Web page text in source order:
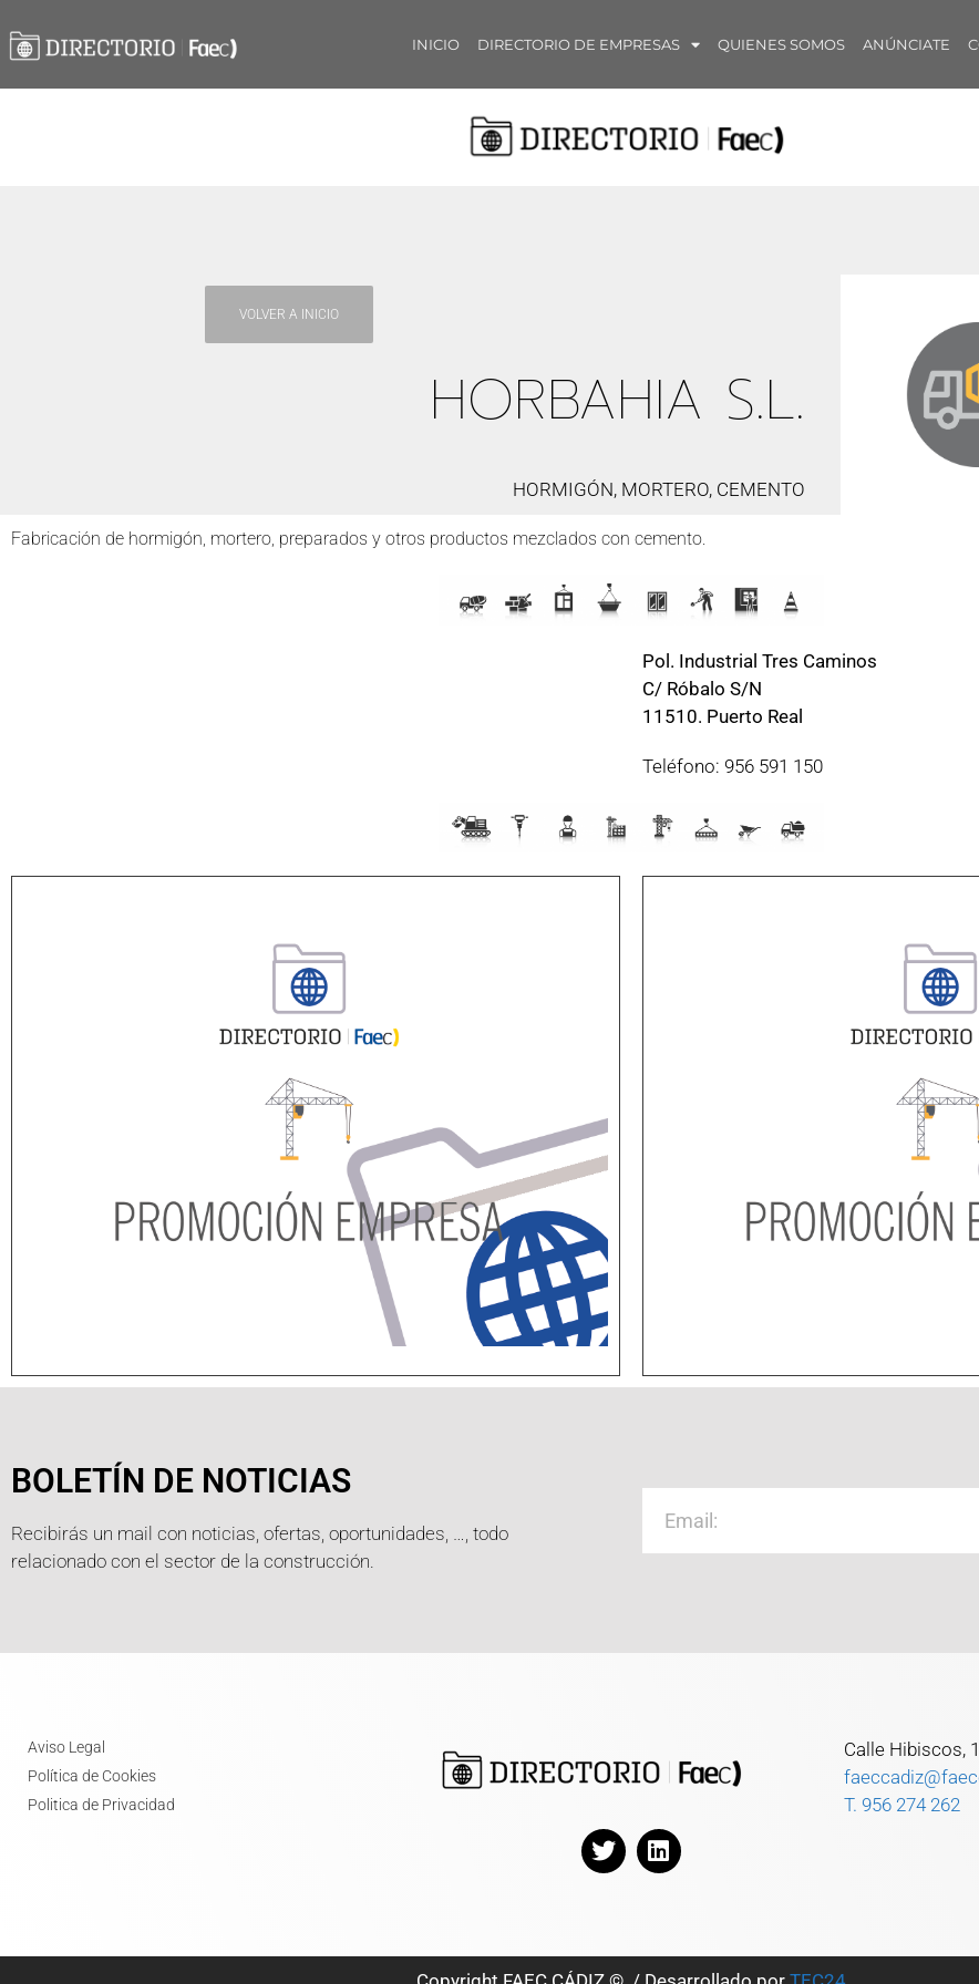
INICIO DIRECTORIO DE EMPRESAS QUIENES SOMOS ANÚNCIATE
VOLVER A INICIO
HORBAHIA S.L.
HORMIGÓN, MORTERO, CEMENTO
Fabricación de hormigón, mortero, preparados y otros productos mezclados con cemento.
Pol. Industrial Tres Caminos
C/ Róbalo S/N
11510. Puerto Real
Teléfono: 956 591 150
BOLETÍN DE NOTICIAS
Recibirás un mail con noticias, ofertas, oportunidades, …, todo
relacionado con el sector de la construcción.
Aviso Legal
Política de Cookies
Politica de Privacidad
Calle Hibiscos,
T. 956 274 262